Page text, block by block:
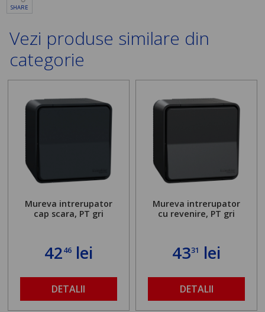
SHARE
Vezi produse similare din
categorie
Mureva intrerupator
cap scara, PT gri
4246lei
DETALII
Mureva intrerupator
cu revenire, PT gri
4331 lei
DETALII